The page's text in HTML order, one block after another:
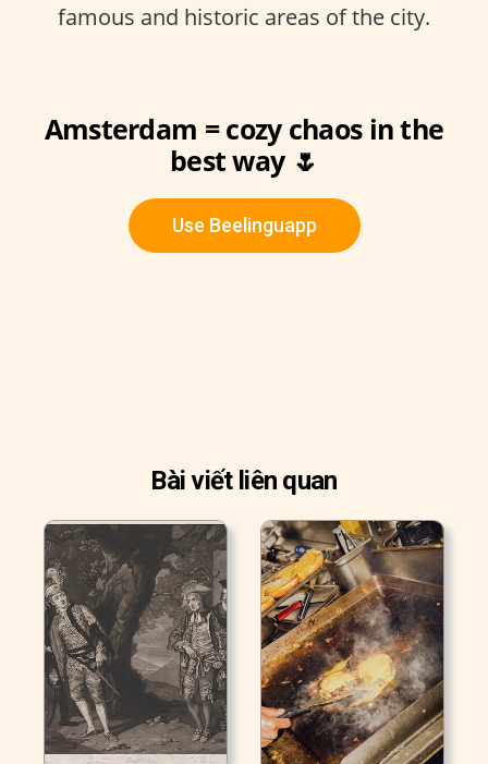
famous and historic areas of the city.
Amsterdam = cozy chaos in the
best way 🌷
Use Beelinguapp
Bài viết liên quan